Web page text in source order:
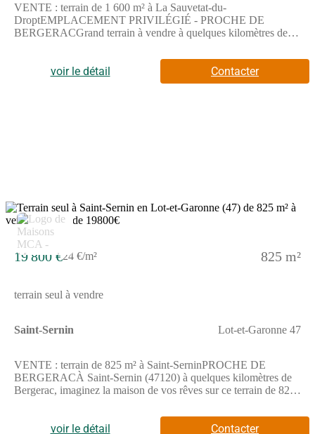
VENTE : terrain de 1 600 m² à La Sauvetat-du-
DroptEMPLACEMENT PRIVILÉGIÉ - PROCHE DE
BERGERACGrand terrain à vendre à quelques kilomètres de
emplacement d'exception dans La Sauvetat-du-Dropt (47800). Il
donne sur un espace vert et est orienté au sud-ouest. Dans un
quartier attractif, ce terrain est proche des commerces et des
voir le détail Contacter
19 800 €24 €/m² 825 m²
terrain seul à vendre
Saint-Sernin Lot-et-Garonne 47
VENTE : terrain de 825 m² à Saint-SerninPROCHE DE
BERGERACÀ Saint-Sernin (47120) à quelques kilomètres de
Bergerac, imaginez la maison de vos rêves sur ce terrain de 825
trouve une école primaire dans le quartier. Il y a une épicerie à
proximité.Son prix de vente est de 19 800 €.
voir le détail Contacter